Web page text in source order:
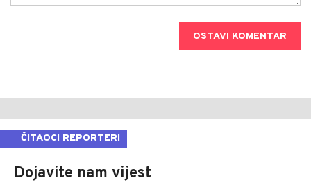
OSTAVI KOMENTAR
ČITAOCI REPORTERI
Dojavite nam vijest